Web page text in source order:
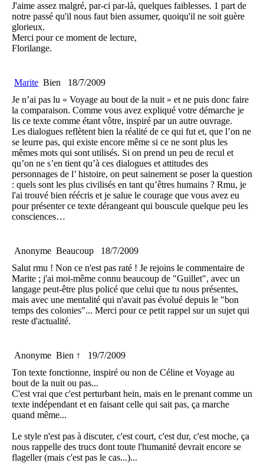
J'aime assez malgré, par-ci par-là, quelques faiblesses. 1 part de
notre passé qu'il nous faut bien assumer, quoiqu'il ne soit guère
glorieux.
Merci pour ce moment de lecture,
Florilange.
Marite Bien
18/7/2009
Je n’ai pas lu « Voyage au bout de la nuit » et ne puis donc faire
la comparaison. Comme vous avez expliqué votre démarche je
lis ce texte comme étant vôtre, inspiré par un autre ouvrage.
Les dialogues reflètent bien la réalité de ce qui fut et, que l’on ne
se leurre pas, qui existe encore même si ce ne sont plus les
mêmes mots qui sont utilisés. Si on prend un peu de recul et
qu’on ne s’en tient qu’à ces dialogues et attitudes des
personnages de l’ histoire, on peut sainement se poser la question
: quels sont les plus civilisés en tant qu’êtres humains ? Rmu, je
l'ai trouvé bien réécris et je salue le courage que vous avez eu
pour présenter ce texte dérangeant qui bouscule quelque peu les
consciences…
Anonyme Beaucoup
18/7/2009
Salut rmu ! Non ce n'est pas raté ! Je rejoins le commentaire de
Marite ; j'ai moi-même connu beaucoup de "Guillet", avec un
langage peut-être plus policé que celui que tu nous présentes,
mais avec une mentalité qui n'avait pas évolué depuis le "bon
temps des colonies"... Merci pour ce petit rappel sur un sujet qui
reste d'actualité.
Anonyme Bien ↑
19/7/2009
Ton texte fonctionne, inspiré ou non de Céline et Voyage au
bout de la nuit ou pas...
C'est vrai que c'est perturbant hein, mais en le prenant comme un
texte indépendant et en faisant celle qui sait pas, ça marche
quand même...
Le style n'est pas à discuter, c'est court, c'est dur, c'est moche, ça
nous rappelle des trucs dont toute l'humanité devrait encore se
flageller (mais c'est pas le cas...)...